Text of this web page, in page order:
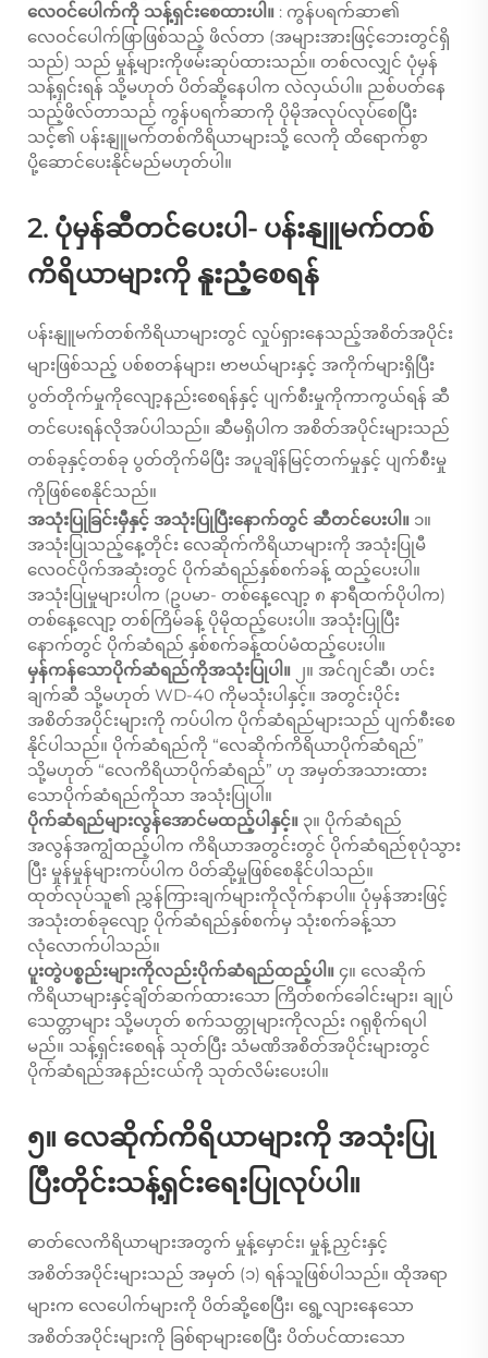
လေဝင်ပေါက်ကို သန့်ရှင်းစေထားပါ။ : ကွန်ပရက်ဆာ၏
လေဝင်ပေါက်ဖြာဖြစ်သည့် ဖိလ်တာ (အများအားဖြင့်ဘေးတွင်ရှိ
သည်) သည် မှုန့်များကိုဖမ်းဆုပ်ထားသည်။ တစ်လလျှင် ပုံမှန်
သန့်ရှင်းရန် သို့မဟုတ် ပိတ်ဆို့နေပါက လဲလှယ်ပါ။ ညစ်ပတ်နေ
သည့်ဖိလ်တာသည် ကွန်ပရက်ဆာကို ပိုမိုအလုပ်လုပ်စေပြီး
သင့်၏ ပန်းနျူမက်တစ်ကိရိယာများသို့ လေကို ထိရောက်စွာ
ပို့ဆောင်ပေးနိုင်မည်မဟုတ်ပါ။
2. ပုံမှန်ဆီတင်ပေးပါ- ပန်းနျူမက်တစ်
ကိရိယာများကို နူးညံ့စေရန်
ပန်းနျူမက်တစ်ကိရိယာများတွင် လှုပ်ရှားနေသည့်အစိတ်အပိုင်း
များဖြစ်သည့် ပစ်စတန်များ၊ ဗာဗယ်များနှင့် အကိုက်များရှိပြီး
ပွတ်တိုက်မှုကိုလျော့နည်းစေရန်နှင့် ပျက်စီးမှုကိုကာကွယ်ရန် ဆီ
တင်ပေးရန်လိုအပ်ပါသည်။ ဆီမရှိပါက အစိတ်အပိုင်းများသည်
တစ်ခုနှင့်တစ်ခု ပွတ်တိုက်မိပြီး အပူချိန်မြင့်တက်မှုနှင့် ပျက်စီးမှု
ကိုဖြစ်စေနိုင်သည်။
အသုံးပြုခြင်းမှီနှင့် အသုံးပြုပြီးနောက်တွင် ဆီတင်ပေးပါ။ ၁။
အသုံးပြုသည့်နေ့တိုင်း လေဆိုက်ကိရိယာများကို အသုံးပြုမီ
လေဝင်ပိုက်အဆုံးတွင် ပိုက်ဆံရည်နှစ်စက်ခန့် ထည့်ပေးပါ။
အသုံးပြုမှုများပါက (ဥပမာ- တစ်နေ့လျော့ ၈ နာရီထက်ပိုပါက)
တစ်နေ့လျော့ တစ်ကြိမ်ခန့် ပိုမိုထည့်ပေးပါ။ အသုံးပြုပြီး
နောက်တွင် ပိုက်ဆံရည် နှစ်စက်ခန့်ထပ်မံထည့်ပေးပါ။
မှန်ကန်သောပိုက်ဆံရည်ကိုအသုံးပြုပါ။ ၂။ အင်ဂျင်ဆီ၊ ဟင်း
ချက်ဆီ သို့မဟုတ် WD-40 ကိုမသုံးပါနှင့်။ အတွင်းပိုင်း
အစိတ်အပိုင်းများကို ကပ်ပါက ပိုက်ဆံရည်များသည် ပျက်စီးစေ
နိုင်ပါသည်။ ပိုက်ဆံရည်ကို “လေဆိုက်ကိရိယာပိုက်ဆံရည်”
သို့မဟုတ် “လေကိရိယာပိုက်ဆံရည်” ဟု အမှတ်အသားထား
သောပိုက်ဆံရည်ကိုသာ အသုံးပြုပါ။
ပိုက်ဆံရည်များလွန်အောင်မထည့်ပါနှင့်။ ၃။ ပိုက်ဆံရည်
အလွန်အကျွံထည့်ပါက ကိရိယာအတွင်းတွင် ပိုက်ဆံရည်စုပုံသွား
ပြီး မှုန်မှုန်များကပ်ပါက ပိတ်ဆို့မှုဖြစ်စေနိုင်ပါသည်။
ထုတ်လုပ်သူ၏ ညွှန်ကြားချက်များကိုလိုက်နာပါ။ ပုံမှန်အားဖြင့်
အသုံးတစ်ခုလျော့ ပိုက်ဆံရည်နှစ်စက်မှ သုံးစက်ခန့်သာ
လုံလောက်ပါသည်။
ပူးတွဲပစ္စည်းများကိုလည်းပိုက်ဆံရည်ထည့်ပါ။ ၄။ လေဆိုက်
ကိရိယာများနှင့်ချိတ်ဆက်ထားသော ကြိတ်စက်ခေါင်းများ၊ ချုပ်
သေတ္တာများ သို့မဟုတ် စက်သတ္တုများကိုလည်း ဂရုစိုက်ရပါ
မည်။ သန့်ရှင်းစေရန် သုတ်ပြီး သံမဏိအစိတ်အပိုင်းများတွင်
ပိုက်ဆံရည်အနည်းငယ်ကို သုတ်လိမ်းပေးပါ။
၅။ လေဆိုက်ကိရိယာများကို အသုံးပြု
ပြီးတိုင်းသန့်ရှင်းရေးပြုလုပ်ပါ။
ဓာတ်လေကိရိယာများအတွက် မှုန့်မှောင်း၊ မှုန့်ညှင်းနှင့်
အစိတ်အပိုင်းများသည် အမှတ် (၁) ရန်သူဖြစ်ပါသည်။ ထိုအရာ
များက လေပေါက်များကို ပိတ်ဆို့စေပြီး၊ ရွေ့လျားနေသော
အစိတ်အပိုင်းများကို ခြစ်ရာများစေပြီး ပိတ်ပင်ထားသော